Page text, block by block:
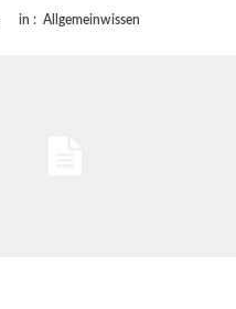
in : Allgemeinwissen